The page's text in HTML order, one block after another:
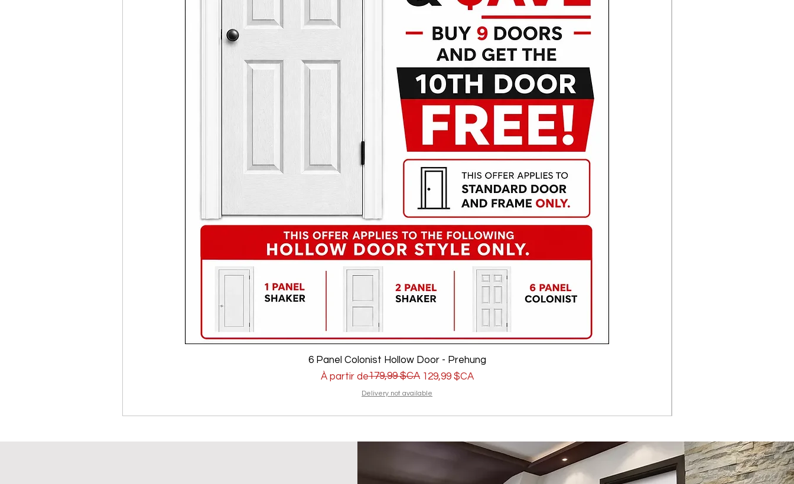
6 Panel Colonist Hollow Door - Prehung
À partir de
Prix original179,99 $CA 129,99 $CA
Prix promotionnel
Delivery not available